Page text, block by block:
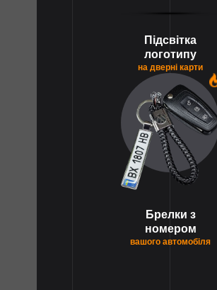
Підсвітка
логотипу
на дверні карти
Брелки з
номером
вашого автомобіля